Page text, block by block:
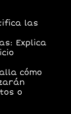
las
Explica
cómo
o